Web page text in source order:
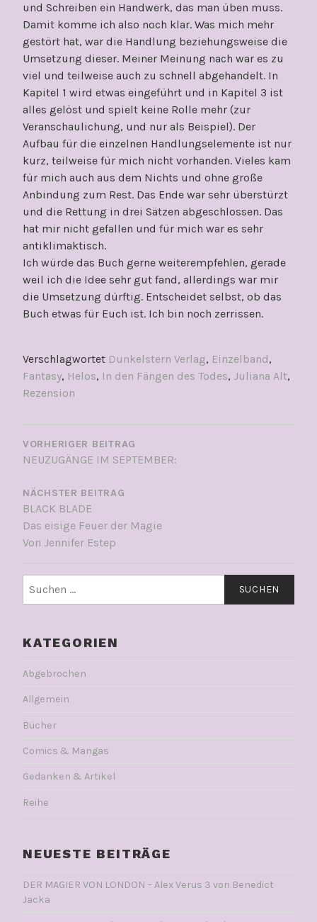
und Schreiben ein Handwerk, das man üben muss.
Damit komme ich also noch klar. Was mich mehr
gestört hat, war die Handlung beziehungsweise die
Umsetzung dieser. Meiner Meinung nach war es zu
viel und teilweise auch zu schnell abgehandelt. In
Kapitel 1 wird etwas eingeführt und in Kapitel 3 ist
alles gelöst und spielt keine Rolle mehr (zur
Veranschaulichung, und nur als Beispiel). Der
Aufbau für die einzelnen Handlungselemente ist nur
kurz, teilweise für mich nicht vorhanden. Vieles kam
für mich auch aus dem Nichts und ohne große
Anbindung zum Rest. Das Ende war sehr überstürzt
und die Rettung in drei Sätzen abgeschlossen. Das
hat mir nicht gefallen und für mich war es sehr
antiklimaktisch.
Ich würde das Buch gerne weiterempfehlen, gerade
weil ich die Idee sehr gut fand, allerdings war mir
die Umsetzung dürftig. Entscheidet selbst, ob das
Buch etwas für Euch ist. Ich bin noch zerrissen.
Verschlagwortet Dunkelstern Verlag, Einzelband,
Fantasy, Helos, In den Fängen des Todes, Juliana Alt,
Rezension
VORHERIGER BEITRAG
NEUZUGÄNGE IM SEPTEMBER:
NÄCHSTER BEITRAG
BLACK BLADE
Das eisige Feuer der Magie
Von Jennifer Estep
nach:
KATEGORIEN
Abgebrochen
Allgemein
Bücher
Comics & Mangas
Gedanken & Artikel
Reihe
NEUESTE BEITRÄGE
DER MAGIER VON LONDON – Alex Verus 3 von Benedict
Jacka